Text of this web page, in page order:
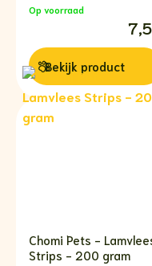
Op voorraad
Bekijk product
Chomi Pets -
Strips - 200 gram